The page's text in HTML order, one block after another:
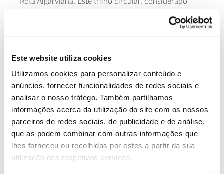
Este website utiliza cookies
Utilizamos cookies para personalizar conteúdo e
anúncios, fornecer funcionalidades de redes sociais e
analisar o nosso tráfego. Também partilhamos
informações acerca da utilização do site com os nossos
parceiros de redes sociais, de publicidade e de análise,
que as podem combinar com outras informações que
lhes forneceu ou recolhidas por estes a partir da sua
utilização dos respetivos serviços.
Posto de Turismo de Monchique, seguindo rumo a
Silves e intercetando várias outras rotas algarvias. A
tem uma duração prevista de três a três horas e
meia. As inscrições abrem no dia 11 de fevereiro de
2026.
Saber mais
13.07.2026